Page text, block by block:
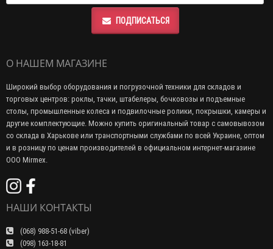
ПОДПИСАТЬСЯ
О НАШЕМ МАГАЗИНЕ
Широкий выбор оборудования и погрузочной техники для складов и
торговых центров: роклы, тачки, штабелеры, бочковозы и подъемные
столы, промышленные колеса и подвилочные ролики, покрышки, камеры и
другие комплектующие. Можно купить оригинальный товар с самовывозом
со склада в Харькове или транспортными службами по всей Украине, оптом
и в розницу по ценам производителей в официальном интернет-магазине
ООО Mirmex.
НАШИ КОНТАКТЫ
(068) 988-51-68 (viber)
(098) 163-18-81